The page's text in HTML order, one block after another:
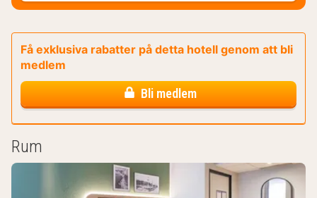
Få exklusiva rabatter på detta hotell genom att bli
medlem
Bli medlem
Rum